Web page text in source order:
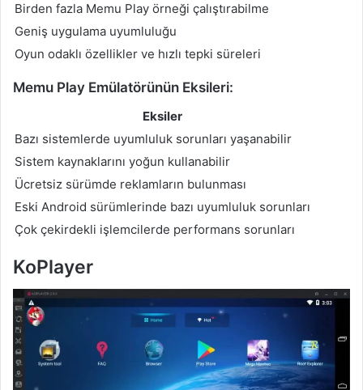
Birden fazla Memu Play örneği çalıştırabilme
Geniş uygulama uyumluluğu
Oyun odaklı özellikler ve hızlı tepki süreleri
Memu Play Emülatörünün Eksileri:
Eksiler
Bazı sistemlerde uyumluluk sorunları yaşanabilir
Sistem kaynaklarını yoğun kullanabilir
Ücretsiz sürümde reklamların bulunması
Eski Android sürümlerinde bazı uyumluluk sorunları
Çok çekirdekli işlemcilerde performans sorunları
KoPlayer